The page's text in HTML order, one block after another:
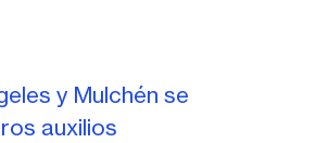
y Mulchén se
auxilios